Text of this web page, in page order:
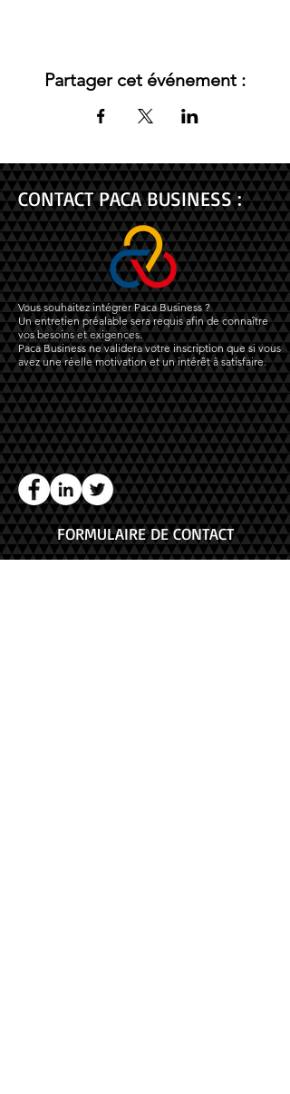
Partager cet événement :
CONTACT PACA BUSINESS :
Vous souhaitez intégrer Paca Business ?
Un entretien préalable sera requis afin de connaître
vos besoins et exigences.
Paca Business ne validera votre inscription que si vous
avez une réelle motivation et un intérêt à satisfaire.
FORMULAIRE DE CONTACT